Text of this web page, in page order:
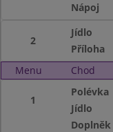
Nápoj
2
Jídlo
Příloha
Menu
Chod
1
Polévka
Jídlo
Doplněk